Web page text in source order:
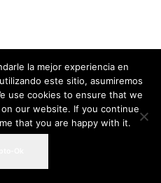
la mejor experiencia en
este sitio, asumiremos
use cookies to ensure that we
our website. If you continue
that you are happy with it.